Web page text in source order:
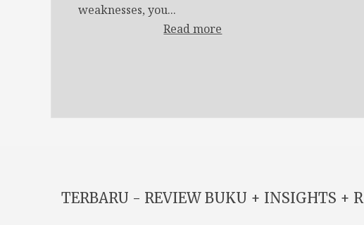
weaknesses, you...
Read more
TERBARU - REVIEW BUKU + INSIGHTS +